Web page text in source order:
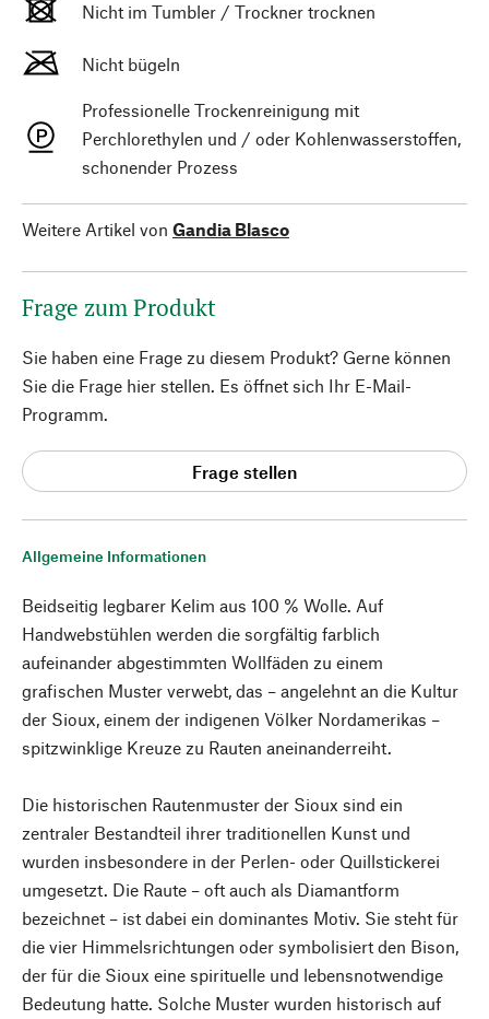
Allgemeine Informationen
Beidseitig legbarer Kelim aus 100 % Wolle. Auf
Handwebstühlen werden die sorgfältig farblich
aufeinander abgestimmten Wollfäden zu einem
grafischen Muster verwebt, das – angelehnt an die Kultur
der Sioux, einem der indigenen Völker Nordamerikas –
spitzwinklige Kreuze zu Rauten aneinanderreiht.
Die historischen Rautenmuster der Sioux sind ein
zentraler Bestandteil ihrer traditionellen Kunst und
wurden insbesondere in der Perlen- oder Quillstickerei
umgesetzt. Die Raute – oft auch als Diamantform
bezeichnet – ist dabei ein dominantes Motiv. Sie steht für
die vier Himmelsrichtungen oder symbolisiert den Bison,
der für die Sioux eine spirituelle und lebensnotwendige
Bedeutung hatte. Solche Muster wurden historisch auf
Nicht im Tumbler / Trockner trocknen
Nicht bügeln
Professionelle Trockenreinigung mit
Perchlorethylen und / oder Kohlenwasserstoffen,
schonender Prozess
Weitere Artikel von Gandia Blasco
Frage zum Produkt
Sie haben eine Frage zu diesem Produkt? Gerne können
Sie die Frage hier stellen. Es öffnet sich Ihr E-Mail-
Programm.
Frage stellen